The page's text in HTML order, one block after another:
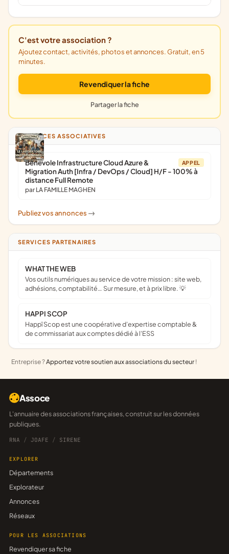
C'est votre association ?
Ajoutez contact, activités, photos et annonces. Gratuit, en 5
minutes.
Revendiquer la fiche
Partager la fiche
ANNONCES ASSOCIATIVES
APPEL
Bénévole Infrastructure Cloud Azure &
Migration Auth [Infra / DevOps / Cloud] H/F - 100% à
distance Full Remote
par LA FAMILLE MAGHEN
Publiez vos annonces ->
SERVICES PARTENAIRES
WHAT THE WEB
Vos outils numériques au service de votre mission : site web,
adhésions, comptabilité… Sur mesure, et à prix libre. 💡
HAPPI SCOP
Happï Scop est une coopérative d’expertise comptable &
de commissariat aux comptes dédié à l'ESS
Entreprise ?Apportez votre soutien aux associations du secteur !
Assoce
L'annuaire des associations françaises, construit sur les données
publiques.
RNA / JOAFE / SIRENE
EXPLORER
Départements
Explorateur
Annonces
Réseaux
POUR LES ASSOCIATIONS
Revendiquer sa fiche